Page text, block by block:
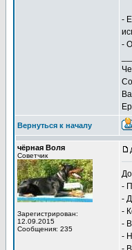
-
-
Вернуться к началу
чёрная Воля
Советчик
Зарегистрирован:
12.09.2015
Сообщения: 235
-
-
-
-
-